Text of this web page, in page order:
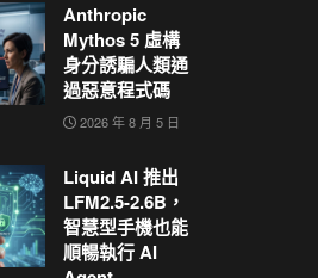
Anthropic
Mythos 5 虛構
身分誘騙人類通
過惡意程式碼
2026 年 8 月 5 日
Liquid AI 推出
LFM2.5-2.6B，
智慧型手機也能
順暢執行 AI